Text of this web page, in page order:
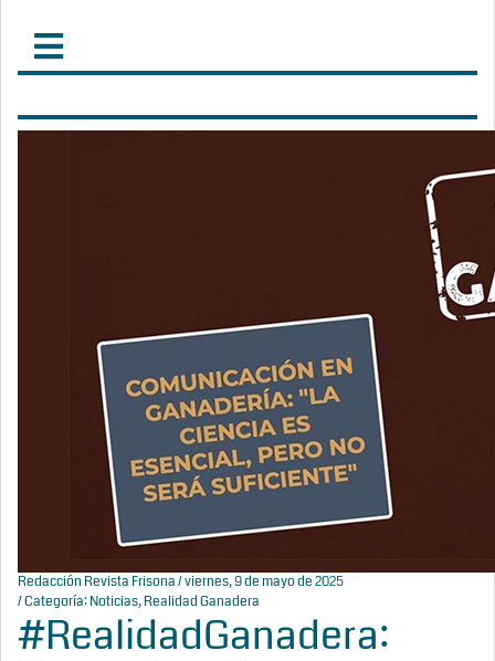
Redacción Revista Frisona/ viernes, 9 de mayo de 2025
/ Categoría:Noticias,Realidad Ganadera
#RealidadGanadera: